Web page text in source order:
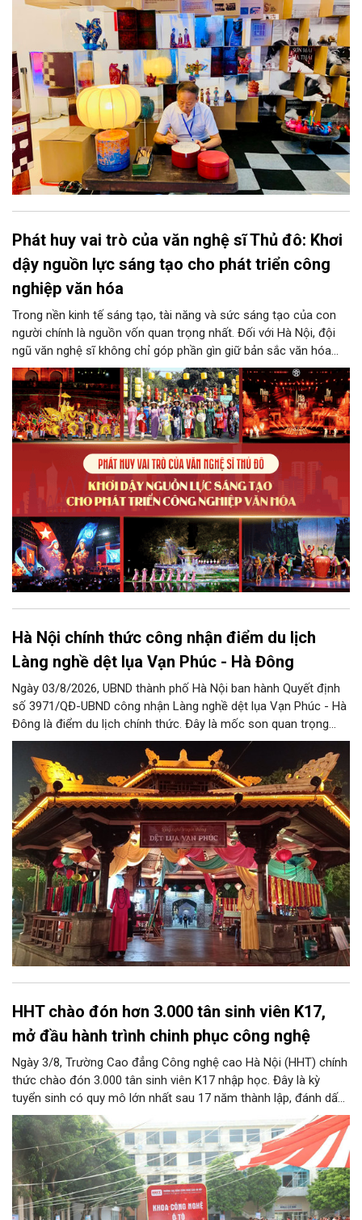
khơi thông mạch ngầm của hệ sinh thái thủ công, biến vốn cổ
thành động lực bền vững cho tương lai.
Phát huy vai trò của văn nghệ sĩ Thủ đô: Khơi
dậy nguồn lực sáng tạo cho phát triển công
nghiệp văn hóa
Trong nền kinh tế sáng tạo, tài năng và sức sáng tạo của con
người chính là nguồn vốn quan trọng nhất. Đối với Hà Nội, đội
ngũ văn nghệ sĩ không chỉ góp phần gìn giữ bản sắc văn hóa
mà còn giữ vai trò trung tâm trong quá trình hình thành các sản
phẩm công nghiệp văn hóa có giá trị. Khơi dậy, phát huy và tạo
điều kiện để nguồn lực sáng tạo ấy phát triển sẽ là “chìa khóa”
để Hà Nội khai thác hiệu quả tiềm năng văn hóa, nâng cao năng
lực cạnh tranh và khẳng định vị thế của một trung tâm sáng tạo
trong kỷ nguyên mới.
Hà Nội chính thức công nhận điểm du lịch
Làng nghề dệt lụa Vạn Phúc - Hà Đông
Ngày 03/8/2026, UBND thành phố Hà Nội ban hành Quyết định
số 3971/QĐ-UBND công nhận Làng nghề dệt lụa Vạn Phúc - Hà
Đông là điểm du lịch chính thức. Đây là mốc son quan trọng
trong hành trình bảo tồn di sản văn hóa, đồng thời tạo cơ hội
lớn để làng nghề khẳng định vị thế, phát triển du lịch văn hóa
bền vững và lan tỏa tinh hoa lụa Việt.
HHT chào đón hơn 3.000 tân sinh viên K17,
mở đầu hành trình chinh phục công nghệ
Ngày 3/8, Trường Cao đẳng Công nghệ cao Hà Nội (HHT) chính
thức chào đón 3.000 tân sinh viên K17 nhập học. Đây là kỳ
tuyển sinh có quy mô lớn nhất sau 17 năm thành lập, đánh dấu
bước chuyển mình quan trọng của nhà trường.